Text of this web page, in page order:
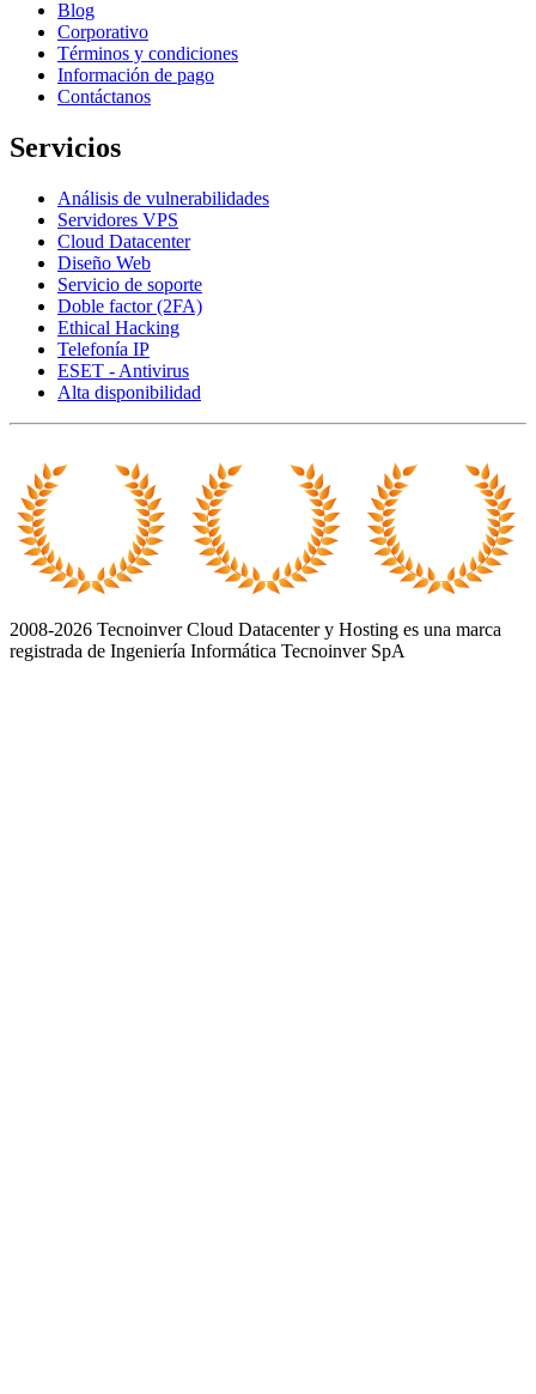
Blog
Corporativo
Términos y condiciones
Información de pago
Contáctanos
Servicios
Análisis de vulnerabilidades
Servidores VPS
Cloud Datacenter
Diseño Web
Servicio de soporte
Doble factor (2FA)
Ethical Hacking
Telefonía IP
ESET - Antivirus
Alta disponibilidad
2008-2026 Tecnoinver Cloud Datacenter y Hosting es una marca
registrada de Ingeniería Informática Tecnoinver SpA